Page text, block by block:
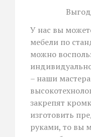
У нас вы
мебели по
можно
– наши
закрепят
изготовить
руками, то вы